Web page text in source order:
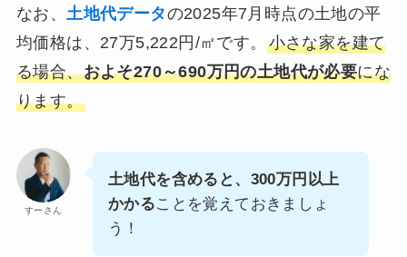
なお、 土地代データの2025年7月時点の土地の平
均価格は、27万5,222円/㎡です。 小さな家を建て
る場合、およそ270～690万円の土地代が必要にな
ります。
すーさん
土地代を含めると、300万円以上
かかることを覚えておきましょ
う！